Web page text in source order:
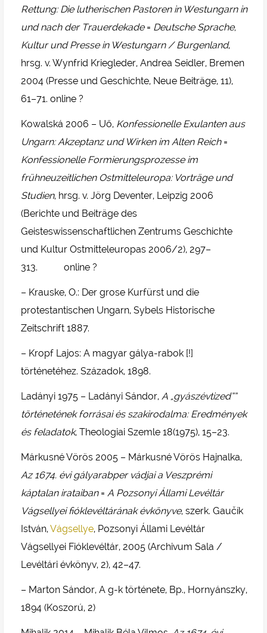
Rettung: Die lutherischen Pastoren in Westungarn in
und nach der Trauerdekade= Deutsche Sprache,
Kultur und Presse in Westungarn / Burgenland,
hrsg. v. Wynfrid Kriegleder, Andrea Seidler, Bremen
2004 (Presse und Geschichte, Neue Beiträge, 11),
61–71. online ?
Kowalská 2006 – Uő, Konfessionelle Exulanten aus
Ungarn: Akzeptanz und Wirken im Alten Reich=
Konfessionelle Formierungsprozesse im
frühneuzeitlichen Ostmitteleuropa: Vorträge und
Studien, hrsg. v. Jörg Deventer, Leipzig 2006
(Berichte und Beiträge des
Geisteswissenschaftlichen Zentrums Geschichte
und Kultur Ostmitteleuropas 2006/2), 297–
313. online ?
– Krauske, O.: Der grose Kurfürst und die
protestantischen Ungarn, Sybels Historische
Zeitschrift 1887.
– Kropf Lajos: A magyar gálya-rabok [!]
történetéhez. Századok, 1898.
Ladányi 1975 – Ladányi Sándor, A „gyászévtized””
történetének forrásai és szakirodalma: Eredmények
és feladatok, Theologiai Szemle 18(1975), 15–23.
Márkusné Vörös 2005 – Márkusné Vörös Hajnalka,
Az 1674. évi gályarabper vádjai a Veszprémi
káptalan irataiban= A Pozsonyi Állami Levéltár
Vágsellyei fióklevéltárának évkönyve, szerk. Gaučík
István,Vágsellye, Pozsonyi Állami Levéltár
Vágsellyei Fióklevéltár, 2005 (Archivum Sala /
Levéltári évkönyv, 2), 42–47.
– Marton Sándor, A g-k története, Bp., Hornyánszky,
1894 (Koszorú, 2)